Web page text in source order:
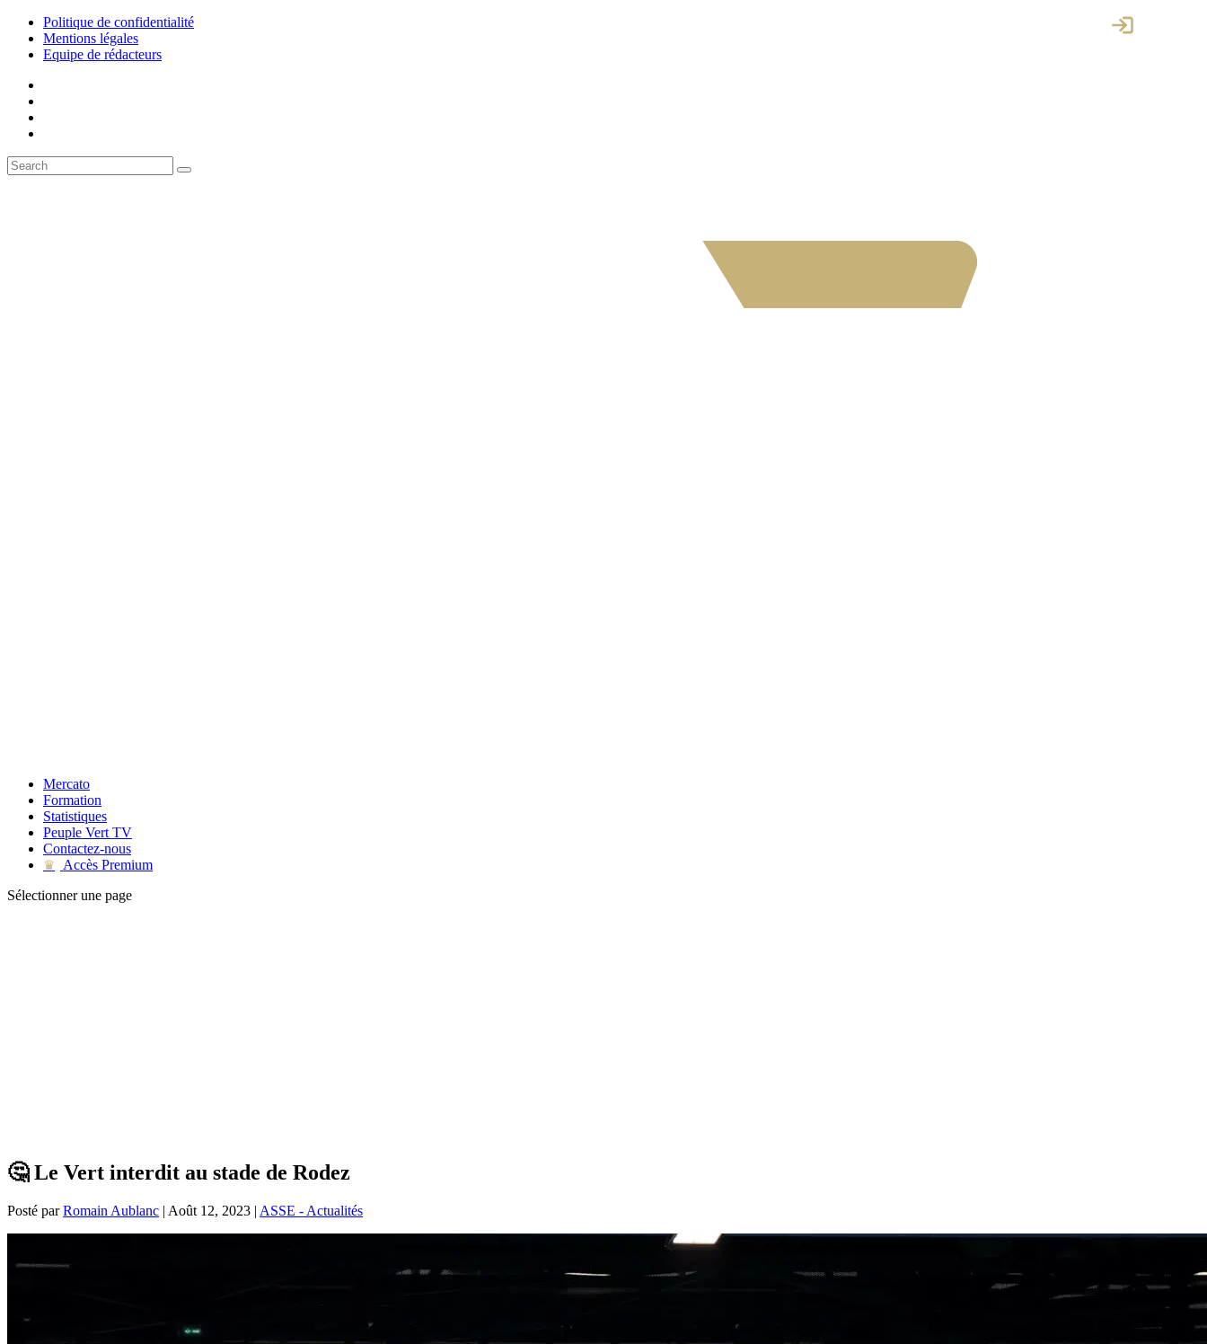
Politique de confidentialité
Mentions légales
Equipe de rédacteurs
Mercato
Formation
Statistiques
Peuple Vert TV
Contactez-nous
♛
Accès Premium
Sélectionner une page
🤔 Le Vert interdit au stade de Rodez
Posté parRomain Aublanc | Août 12, 2023 | ASSE - Actualités